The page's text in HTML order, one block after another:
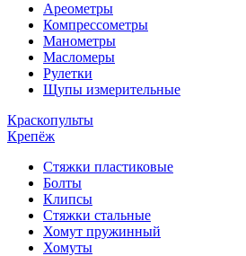
Ареометры
Компрессометры
Манометры
Масломеры
Рулетки
Щупы измерительные
Краскопульты
Крепёж
Стяжки пластиковые
Болты
Клипсы
Стяжки стальные
Хомут пружинный
Хомуты